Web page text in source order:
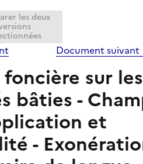
les deux
Document suivant
foncière sur les
bâties -
et
-